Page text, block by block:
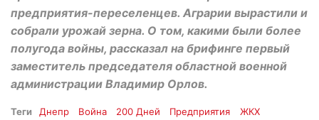
предприятия-переселенцев. Аграрии вырастили и
собрали урожай зерна. О том, какими были более
полугода войны, рассказал на брифинге первый
заместитель председателя областной военной
администрации Владимир Орлов.
Теги Днепр Война 200 Дней Предприятия
ЖКХ